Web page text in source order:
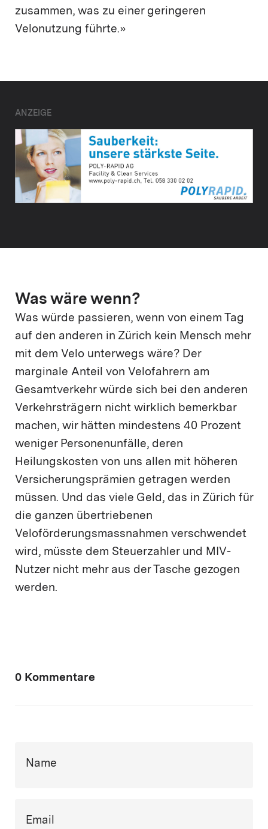
zusammen, was zu einer geringeren
Velonutzung führte.»
ANZEIGE
Was wäre wenn?
Was würde passieren, wenn von einem Tag
auf den anderen in Zürich kein Mensch mehr
mit dem Velo unterwegs wäre? Der
marginale Anteil von Velofahrern am
Gesamtverkehr würde sich bei den anderen
Verkehrsträgern nicht wirklich bemerkbar
machen, wir hätten mindestens 40 Prozent
weniger Personenunfälle, deren
Heilungskosten von uns allen mit höheren
Versicherungsprämien getragen werden
müssen. Und das viele Geld, das in Zürich für
die ganzen übertriebenen
Veloförderungsmassnahmen verschwendet
wird, müsste dem Steuerzahler und MIV-
Nutzer nicht mehr aus der Tasche gezogen
werden.
0 Kommentare
Name
Email